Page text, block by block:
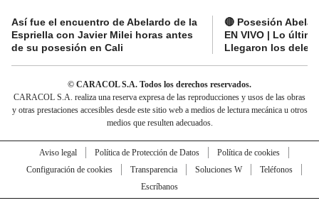
Así fue el encuentro de Abelardo de la
Espriella con Javier Milei horas antes
de su posesión en Cali
🔴 Posesión
EN VIVO | Lo
Llegaron los
© CARACOL S.A. Todos los derechos reservados.
CARACOL S.A. realiza una reserva expresa de las reproducciones y usos de las obras
y otras prestaciones accesibles desde este sitio web a medios de lectura mecánica u otros
medios que resulten adecuados.
Aviso legal Política de Protección de Datos
Política de cookies
Configuración de cookies
Transparencia Soluciones W
Teléfonos
Escríbanos